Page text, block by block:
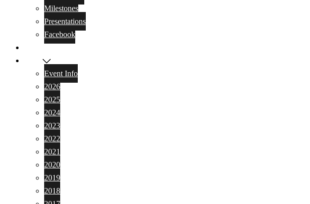
Milestones
Presentations
Facebook
Event Info
2026
2025
2024
2023
2022
2021
2020
2019
2018